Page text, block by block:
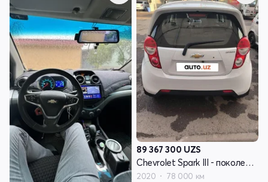
89 367 300 UZS
Chevrolet Spark III - поколение
2020 78 000 км